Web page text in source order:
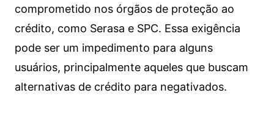
comprometido nos órgãos de proteção ao
crédito, como Serasa e SPC. Essa exigência
pode ser um impedimento para alguns
usuários, principalmente aqueles que buscam
alternativas de crédito para negativados.